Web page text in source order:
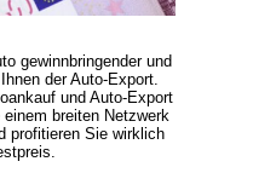
gewinnbringender und
derAuto-Export.
und Auto-Export
breiten Netzwerk
profitieren Sie wirklich
.